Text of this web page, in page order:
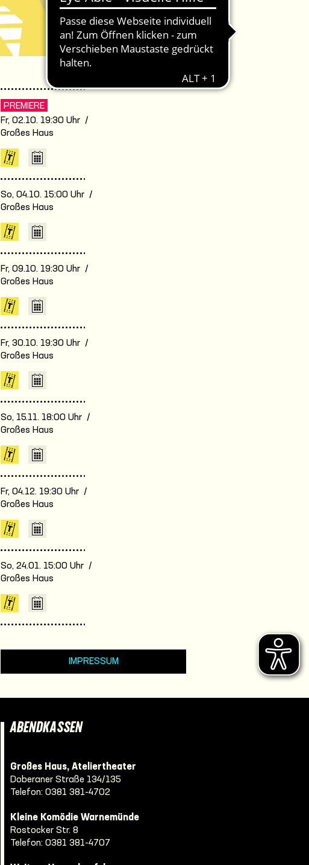
PREMIERE
Fr, 02.10. 19:30 Uhr /
Großes Haus
So, 04.10. 15:00 Uhr /
Großes Haus
Fr, 09.10. 19:30 Uhr /
Großes Haus
Fr, 30.10. 19:30 Uhr /
Großes Haus
So, 15.11. 18:00 Uhr /
Großes Haus
Fr, 04.12. 19:30 Uhr /
Großes Haus
So, 24.01. 15:00 Uhr /
Großes Haus
IMPRESSUM
ABENDKASSEN
Großes Haus, Ateliertheater
Doberaner Straße 134/135
Telefon: 0381 381-4702
Kleine Komödie Warnemünde
Rostocker Str. 8
Telefon: 0381 381-4707